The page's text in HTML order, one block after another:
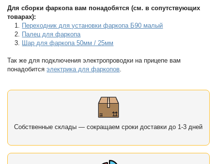
Для сборки фаркопа вам понадобятся (см. в сопутствующих
товарах):
Переходник для установки фаркопа Б90 малый
Палец для фаркопа
Шар для фаркопа 50мм / 25мм
Так же для подключения электропроводки на прицепе вам
понадобитсяэлектрика для фаркопов
Собственные склады — сокращаем сроки доставки до 1-3 дней